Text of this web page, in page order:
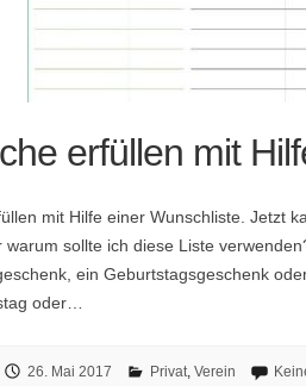
erfüllen mit
mit Hilfe einer Wunschliste. Jetzt
warum sollte ich diese Liste
ein Geburtstagsgeschenk
oder…
26. Mai 2017 Privat, Verein